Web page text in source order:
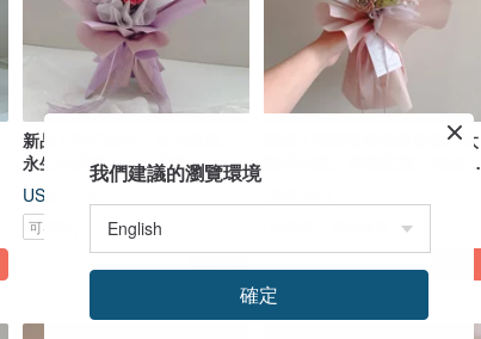
新品 | 美好時光、永生玫瑰、
永生花花束、520花束
US$ 57.02
可客製
新品 | 帶著溫柔向前邁進、太
陽花花束、畢業花束、乾燥花
我們建議的瀏覽環境
確定